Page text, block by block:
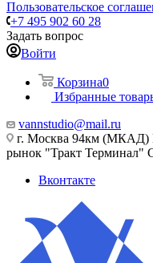
Пользовательское
+7 495 902 60 28
Задать вопрос
Войти
Корзина0
Избранные
vannstudio@mail.ru
г. Москва 94км (МКАД)
рынок "Тракт Терминал"
Вконтакте